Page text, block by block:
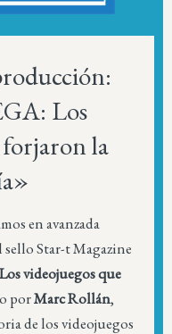
Los
la
en avanzada
Star-t Magazine
videojuegos que
porMarc Rollán,
de los videojuegos